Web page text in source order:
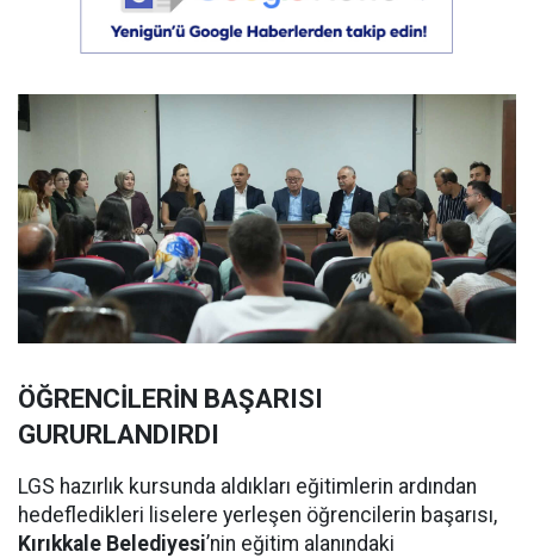
ÖĞRENCİLERİN BAŞARISI
GURURLANDIRDI
LGS hazırlık kursunda aldıkları eğitimlerin ardından
hedefledikleri liselere yerleşen öğrencilerin başarısı,
Kırıkkale Belediyesi’nin eğitim alanındaki